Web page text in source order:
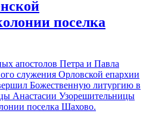
поселка
апостолов Петра и Павла
служения Орловской епархии
Божественную литургию в
Анастасии Узорешительницы
поселка Шахово.